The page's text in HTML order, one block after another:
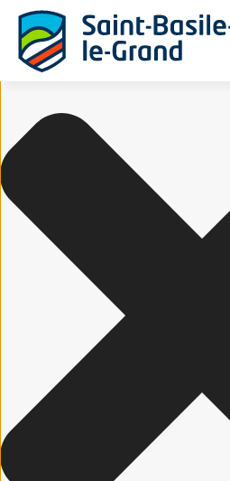
Gérer le consentement aux cookies